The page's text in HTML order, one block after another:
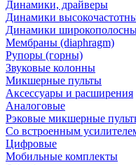
Динамики, драйверы
Динамики
Динамики
Мембраны (diaphragm)
Рупоры (горны)
Звуковые колонны
Микшерные пульты
Аксессуары и расширения
Аналоговые
Рэковые микшерные
Со встроенным
Цифровые
Мобильные комплекты